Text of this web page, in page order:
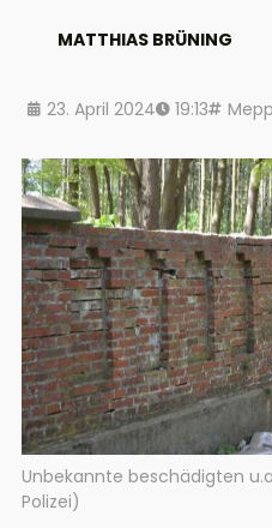
MATTHIAS BRÜNING
23. April 2024 19:13
Unbekannte beschädigten
Polizei)